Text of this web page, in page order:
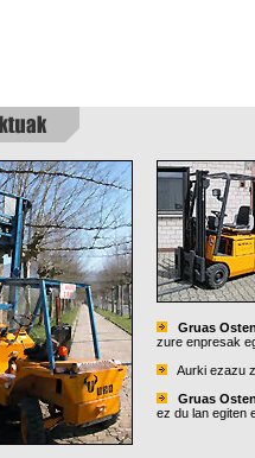
Gruas
zure enpresak
Aurki ezazu
Gruas
ez du lan egiten